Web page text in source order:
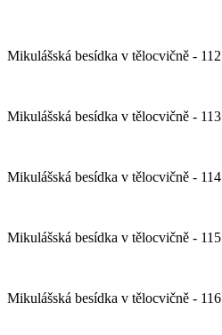
Mikulášská besídka v tělocvičně - 112
Mikulášská besídka v tělocvičně - 113
Mikulášská besídka v tělocvičně - 114
Mikulášská besídka v tělocvičně - 115
Mikulášská besídka v tělocvičně - 116